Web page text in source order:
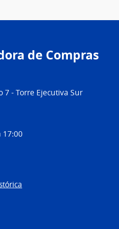
de Compras
7 - Torre Ejecutiva Sur
17:00